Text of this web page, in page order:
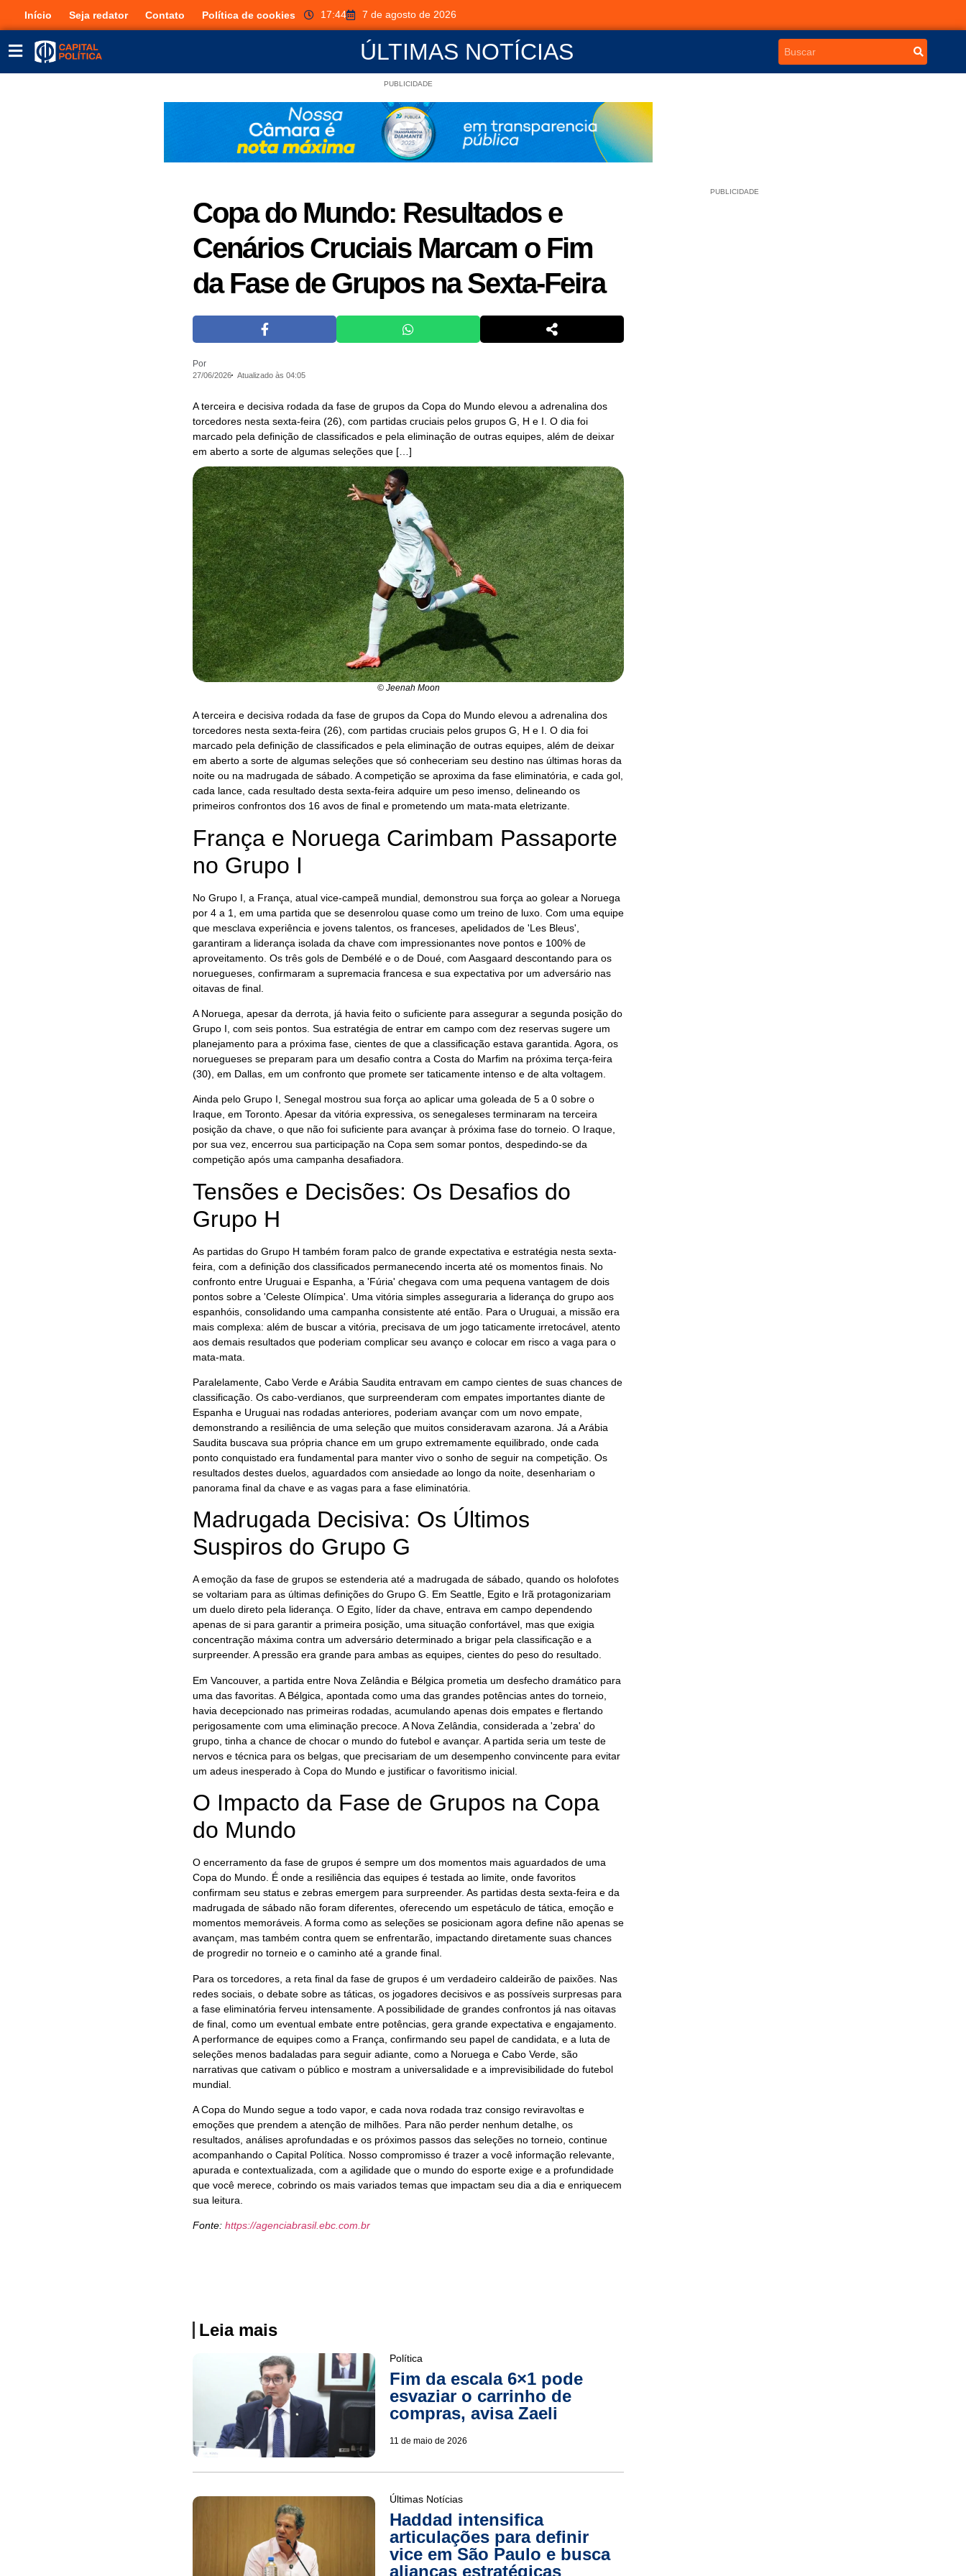
Início Seja redator Contato Política de cookies 17:44 7 de agosto de 2026
ÚLTIMAS NOTÍCIAS
PUBLICIDADE
Copa do Mundo: Resultados e
Cenários Cruciais Marcam o Fim
da Fase de Grupos na Sexta-Feira
Por
27/06/2026 Atualizado às 04:05
A terceira e decisiva rodada da fase de grupos da Copa do Mundo elevou a adrenalina dos
torcedores nesta sexta-feira (26), com partidas cruciais pelos grupos G, H e I. O dia foi
marcado pela definição de classificados e pela eliminação de outras equipes, além de deixar
em aberto a sorte de algumas seleções que […]
© Jeenah Moon
A terceira e decisiva rodada da fase de grupos da Copa do Mundo elevou a adrenalina dos
torcedores nesta sexta-feira (26), com partidas cruciais pelos grupos G, H e I. O dia foi
marcado pela definição de classificados e pela eliminação de outras equipes, além de deixar
em aberto a sorte de algumas seleções que só conheceriam seu destino nas últimas horas da
noite ou na madrugada de sábado. A competição se aproxima da fase eliminatória, e cada gol,
cada lance, cada resultado desta sexta-feira adquire um peso imenso, delineando os
primeiros confrontos dos 16 avos de final e prometendo um mata-mata eletrizante.
França e Noruega Carimbam Passaporte
no Grupo I
No Grupo I, a França, atual vice-campeã mundial, demonstrou sua força ao golear a Noruega
por 4 a 1, em uma partida que se desenrolou quase como um treino de luxo. Com uma equipe
que mesclava experiência e jovens talentos, os franceses, apelidados de 'Les Bleus',
garantiram a liderança isolada da chave com impressionantes nove pontos e 100% de
aproveitamento. Os três gols de Dembélé e o de Doué, com Aasgaard descontando para os
noruegueses, confirmaram a supremacia francesa e sua expectativa por um adversário nas
oitavas de final.
A Noruega, apesar da derrota, já havia feito o suficiente para assegurar a segunda posição do
Grupo I, com seis pontos. Sua estratégia de entrar em campo com dez reservas sugere um
planejamento para a próxima fase, cientes de que a classificação estava garantida. Agora, os
noruegueses se preparam para um desafio contra a Costa do Marfim na próxima terça-feira
(30), em Dallas, em um confronto que promete ser taticamente intenso e de alta voltagem.
Ainda pelo Grupo I, Senegal mostrou sua força ao aplicar uma goleada de 5 a 0 sobre o
Iraque, em Toronto. Apesar da vitória expressiva, os senegaleses terminaram na terceira
posição da chave, o que não foi suficiente para avançar à próxima fase do torneio. O Iraque,
por sua vez, encerrou sua participação na Copa sem somar pontos, despedindo-se da
competição após uma campanha desafiadora.
Tensões e Decisões: Os Desafios do
Grupo H
As partidas do Grupo H também foram palco de grande expectativa e estratégia nesta sexta-
feira, com a definição dos classificados permanecendo incerta até os momentos finais. No
confronto entre Uruguai e Espanha, a 'Fúria' chegava com uma pequena vantagem de dois
pontos sobre a 'Celeste Olímpica'. Uma vitória simples asseguraria a liderança do grupo aos
espanhóis, consolidando uma campanha consistente até então. Para o Uruguai, a missão era
mais complexa: além de buscar a vitória, precisava de um jogo taticamente irretocável, atento
aos demais resultados que poderiam complicar seu avanço e colocar em risco a vaga para o
mata-mata.
Paralelamente, Cabo Verde e Arábia Saudita entravam em campo cientes de suas chances de
classificação. Os cabo-verdianos, que surpreenderam com empates importantes diante de
Espanha e Uruguai nas rodadas anteriores, poderiam avançar com um novo empate,
demonstrando a resiliência de uma seleção que muitos consideravam azarona. Já a Arábia
Saudita buscava sua própria chance em um grupo extremamente equilibrado, onde cada
ponto conquistado era fundamental para manter vivo o sonho de seguir na competição. Os
resultados destes duelos, aguardados com ansiedade ao longo da noite, desenhariam o
panorama final da chave e as vagas para a fase eliminatória.
Madrugada Decisiva: Os Últimos
Suspiros do Grupo G
A emoção da fase de grupos se estenderia até a madrugada de sábado, quando os holofotes
se voltariam para as últimas definições do Grupo G. Em Seattle, Egito e Irã protagonizariam
um duelo direto pela liderança. O Egito, líder da chave, entrava em campo dependendo
apenas de si para garantir a primeira posição, uma situação confortável, mas que exigia
concentração máxima contra um adversário determinado a brigar pela classificação e a
surpreender. A pressão era grande para ambas as equipes, cientes do peso do resultado.
Em Vancouver, a partida entre Nova Zelândia e Bélgica prometia um desfecho dramático para
uma das favoritas. A Bélgica, apontada como uma das grandes potências antes do torneio,
havia decepcionado nas primeiras rodadas, acumulando apenas dois empates e flertando
perigosamente com uma eliminação precoce. A Nova Zelândia, considerada a 'zebra' do
grupo, tinha a chance de chocar o mundo do futebol e avançar. A partida seria um teste de
nervos e técnica para os belgas, que precisariam de um desempenho convincente para evitar
um adeus inesperado à Copa do Mundo e justificar o favoritismo inicial.
O Impacto da Fase de Grupos na Copa
do Mundo
O encerramento da fase de grupos é sempre um dos momentos mais aguardados de uma
Copa do Mundo. É onde a resiliência das equipes é testada ao limite, onde favoritos
confirmam seu status e zebras emergem para surpreender. As partidas desta sexta-feira e da
madrugada de sábado não foram diferentes, oferecendo um espetáculo de tática, emoção e
momentos memoráveis. A forma como as seleções se posicionam agora define não apenas se
avançam, mas também contra quem se enfrentarão, impactando diretamente suas chances
de progredir no torneio e o caminho até a grande final.
Para os torcedores, a reta final da fase de grupos é um verdadeiro caldeirão de paixões. Nas
redes sociais, o debate sobre as táticas, os jogadores decisivos e as possíveis surpresas para
a fase eliminatória ferveu intensamente. A possibilidade de grandes confrontos já nas oitavas
de final, como um eventual embate entre potências, gera grande expectativa e engajamento.
A performance de equipes como a França, confirmando seu papel de candidata, e a luta de
seleções menos badaladas para seguir adiante, como a Noruega e Cabo Verde, são
narrativas que cativam o público e mostram a universalidade e a imprevisibilidade do futebol
mundial.
A Copa do Mundo segue a todo vapor, e cada nova rodada traz consigo reviravoltas e
emoções que prendem a atenção de milhões. Para não perder nenhum detalhe, os
resultados, análises aprofundadas e os próximos passos das seleções no torneio, continue
acompanhando o Capital Política. Nosso compromisso é trazer a você informação relevante,
apurada e contextualizada, com a agilidade que o mundo do esporte exige e a profundidade
que você merece, cobrindo os mais variados temas que impactam seu dia a dia e enriquecem
sua leitura.
Fonte: https://agenciabrasil.ebc.com.br
Leia mais
Política
Fim da escala 6×1 pode
esvaziar o carrinho de
compras, avisa Zaeli
11 de maio de 2026
Últimas Notícias
Haddad intensifica
articulações para definir
vice em São Paulo e busca
alianças estratégicas
PUBLICIDADE